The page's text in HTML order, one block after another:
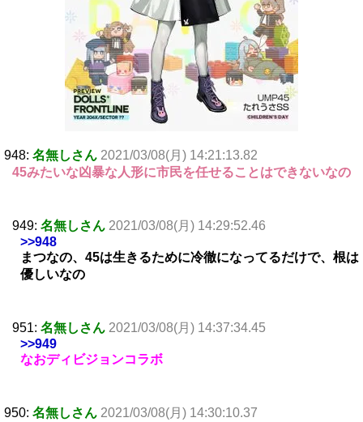
948: 名無しさん 2021/03/08(月) 14:21:13.82
45みたいな凶暴な人形に市民を任せることはできないなの
949: 名無しさん 2021/03/08(月) 14:29:52.46
>>948
まつなの、45は生きるために冷徹になってるだけで、根は
優しいなの
951: 名無しさん 2021/03/08(月) 14:37:34.45
>>949
なおディビジョンコラボ
950: 名無しさん 2021/03/08(月) 14:30:10.37